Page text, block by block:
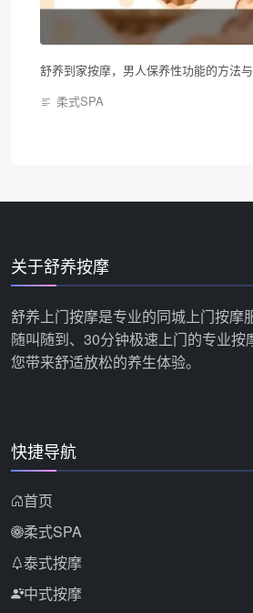
舒养到家按摩，男人保养性功能的方法
柔式SPA
关于舒养按摩
舒养上门按摩是专业的同城上门按摩
随叫随到、30分钟极速上门的专业按
您带来舒适放松的养生体验。
快捷导航
首页
柔式SPA
泰式按摩
中式按摩